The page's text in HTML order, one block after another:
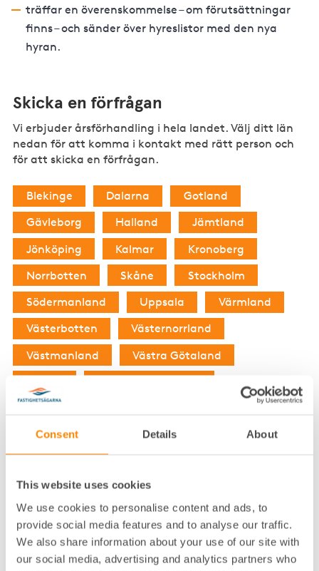
Consent Details About
This website uses cookies
We use cookies to personalise content and ads, to
provide social media features and to analyse our traffic.
We also share information about your use of our site with
our social media, advertising and analytics partners who
träffar en överenskommelse – om förutsättningar
finns – och sänder över hyreslistor med den nya
hyran.
Skicka en förfrågan
Vi erbjuder årsförhandling i hela landet. Välj ditt län
nedan för att komma i kontakt med rätt person och
för att skicka en förfrågan.
Blekinge Dalarna
Gotland
Gävleborg
Halland
Jämtland
Jönköping
Kalmar
Kronoberg
Norrbotten
Skåne
Stockholm
Södermanland
Uppsala
Värmland
Västerbotten
Västernorrland
Västmanland
Västra Götaland
Har du en snabb fråga om hyra?
Då kan du som är medlem i Fastighetsägarna
kontakta vår kostnadsfria medlemsrådgivning.
Telefon och öppettider